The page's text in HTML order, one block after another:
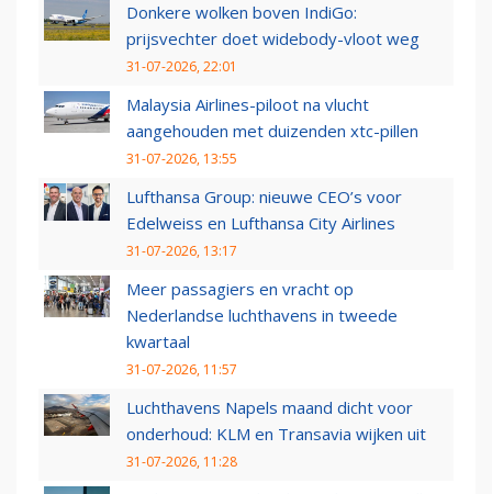
Donkere wolken boven IndiGo:
prijsvechter doet widebody-vloot weg
31-07-2026, 22:01
Malaysia Airlines-piloot na vlucht
aangehouden met duizenden xtc-pillen
31-07-2026, 13:55
Lufthansa Group: nieuwe CEO’s voor
Edelweiss en Lufthansa City Airlines
31-07-2026, 13:17
Meer passagiers en vracht op
Nederlandse luchthavens in tweede
kwartaal
31-07-2026, 11:57
Luchthavens Napels maand dicht voor
onderhoud: KLM en Transavia wijken uit
31-07-2026, 11:28